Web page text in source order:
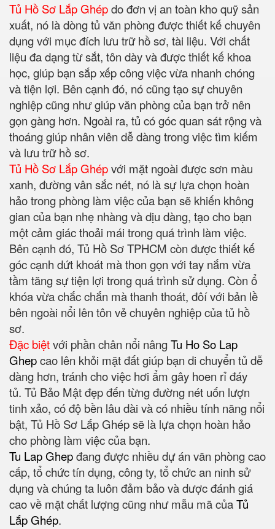
Tủ Hồ Sơ Lắp Ghépdo đơn vị an toàn kho quỹ sản
xuất, nó là dòng tủ văn phòng được thiết kế chuyên
dụng với mục đích lưu trữ hồ sơ, tài liệu. Với chất
liệu đa dạng từ sắt, tôn dày và được thiết kế khoa
học, giúp bạn sắp xếp công việc vừa nhanh chóng
và tiện lợi. Bên cạnh đó, nó cũng tạo sự chuyên
nghiệp cũng như giúp văn phòng của bạn trở nên
gọn gàng hơn. Ngoài ra, tủ có góc quan sát rộng và
thoáng giúp nhân viên dễ dàng trong việc tìm kiếm
và lưu trữ hồ sơ.
Tủ Hồ Sơ Lắp Ghépvới mặt ngoài được sơn màu
xanh, đường vân sắc nét, nó là sự lựa chọn hoàn
hảo trong phòng làm việc của bạn sẽ khiến không
gian của bạn nhẹ nhàng và dịu dàng, tạo cho bạn
một cảm giác thoải mái trong quá trình làm việc.
Bên cạnh đó, Tủ Hồ Sơ TPHCM còn được thiết kế
góc cạnh dứt khoát mà thon gọn với tay nắm vừa
tầm tăng sự tiện lợi trong quá trình sử dụng. Còn ổ
khóa vừa chắc chắn mà thanh thoát, đôí với bản lề
bên ngoài nổi lên tôn vẻ chuyên nghiệp của tủ hồ
sơ.
Đặc biệtvới phần chân nổi nângTu Ho So Lap
Ghepcao lên khỏi mặt đất giúp bạn di chuyển tủ dễ
dàng hơn, tránh cho việc hơi ẩm gây hoen rỉ đáy
tủ. Tủ Bảo Mật đẹp đến từng đường nét uốn lượn
tinh xảo, có độ bền lâu dài và có nhiều tính năng nổi
bật, Tủ Hồ Sơ Lắp Ghép sẽ là lựa chọn hoàn hảo
cho phòng làm việc của bạn.
Tu Lap Ghepđang được nhiều dự án văn phòng cao
cấp, tổ chức tín dụng, công ty, tổ chức an ninh sử
dụng và chúng ta luôn đảm bảo và dược đánh giá
cao về mặt chất lượng cũng như mẫu mã củaTủ
Lắp Ghép.